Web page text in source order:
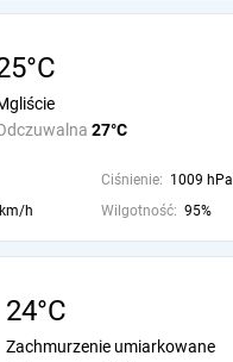
27°C
Ciśnienie: 1009 hPa
h Wilgotność: 95%
24°C
Zachmurzenie umiarkowane